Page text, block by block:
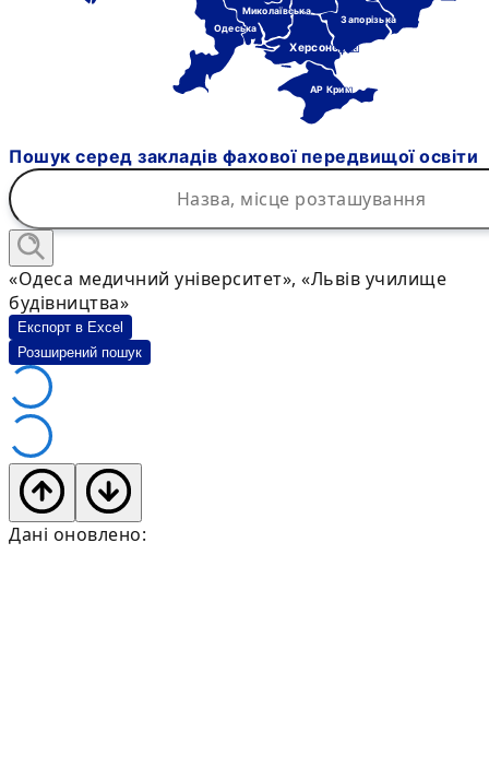
Херсонська
АР Крим
Миколаївська
Одеська
Запорізька
Пошук серед закладів фахової передвищої освіти
«Одеса медичний університет», «Львів училище
будівництва»
Експорт в Excel
Розширений пошук
Дані оновлено: